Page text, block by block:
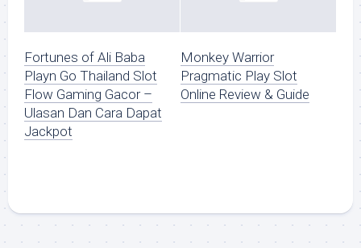
Fortunes of Ali Baba
Playn Go Thailand Slot
Flow Gaming Gacor –
Ulasan Dan Cara Dapat
Jackpot
Monkey Warrior
Pragmatic Play Slot
Online Review & Guide